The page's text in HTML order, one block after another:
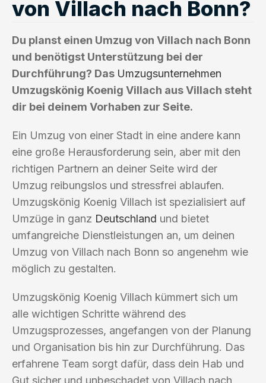
von Villach nach Bonn?
Du planst einen Umzug von Villach nach Bonn
und benötigst Unterstützung bei der
Durchführung? Das Umzugsunternehmen
Umzugskönig Koenig Villach aus Villach steht
dir bei deinem Vorhaben zur Seite.
Ein Umzug von einer Stadt in eine andere kann
eine große Herausforderung sein, aber mit den
richtigen Partnern an deiner Seite wird der
Umzug reibungslos und stressfrei ablaufen.
Umzugskönig Koenig Villach ist spezialisiert auf
Umzüge in ganz Deutschland und bietet
umfangreiche Dienstleistungen an, um deinen
Umzug von Villach nach Bonn so angenehm wie
möglich zu gestalten.
Umzugskönig Koenig Villach kümmert sich um
alle wichtigen Schritte während des
Umzugsprozesses, angefangen von der Planung
und Organisation bis hin zur Durchführung. Das
erfahrene Team sorgt dafür, dass dein Hab und
Gut sicher und unbeschadet von Villach nach